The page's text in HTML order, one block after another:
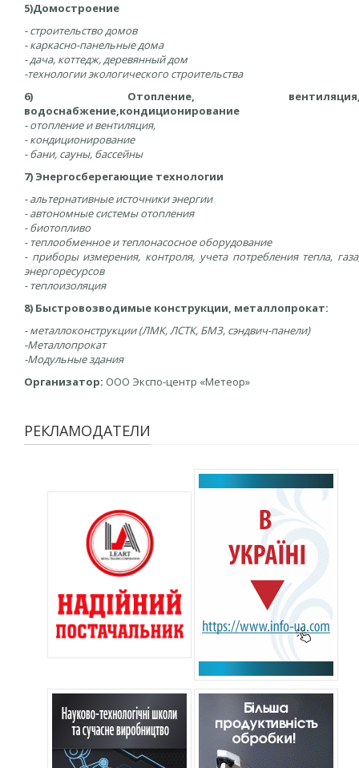
5)Домостроение
- строительство домов
- каркасно-панельные дома
- дача, коттедж, деревянный дом
-технологии экологического строительства
6) Отопление,
водоснабжение,кондиционирование
- отопление и вентиляция,
- кондиционирование
- бани, сауны, бассейны
7) Энергосберегающие технологии
- альтернативные источники энергии
- автономные системы отопления
- биотопливо
- теплообменное и теплонасосное оборудование
- приборы измерения, контроля, учета потребления тепла,
энергоресурсов
- теплоизоляция
8) Быстровозводимые конструкции, металлопрокат:
- металлоконструкции (ЛМК, ЛСТК, БМЗ, сэндвич-панели)
-Металлопрокат
-Модульные здания
Организатор: ООО Экспо-центр «Метеор»
РЕКЛАМОДАТЕЛИ